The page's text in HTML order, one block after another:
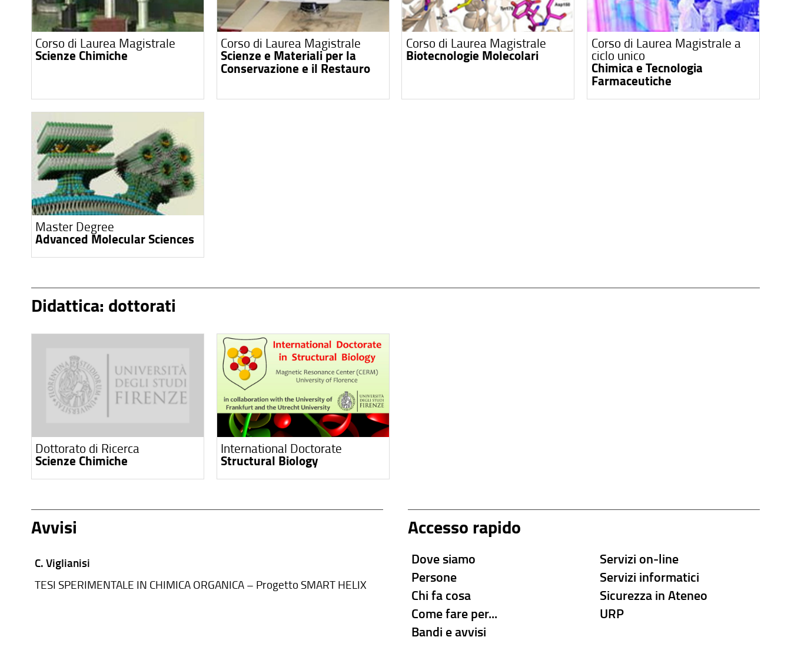
Corso di Laurea Magistrale
Scienze Chimiche
Corso di Laurea Magistrale
Scienze e Materiali per la
Conservazione e il Restauro
Corso di Laurea Magistrale
Biotecnologie Molecolari
Corso di Laurea Magistrale a
ciclo unico
Chimica e Tecnologia
Farmaceutiche
Master Degree
Advanced Molecular Sciences
Didattica: dottorati
Dottorato di Ricerca
Scienze Chimiche
International Doctorate
Structural Biology
Avvisi
C. Viglianisi
TESI SPERIMENTALE IN CHIMICA ORGANICA – Progetto SMART HELIX
Accesso rapido
Dove siamo
Persone
Chi fa cosa
Come fare per...
Bandi e avvisi
Servizi on-line
Servizi informatici
Sicurezza in Ateneo
URP